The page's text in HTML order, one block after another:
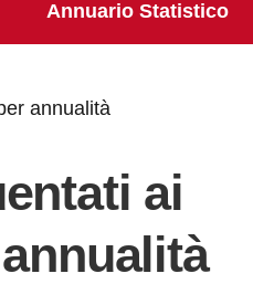
Annuario Statistico
annualità
ai